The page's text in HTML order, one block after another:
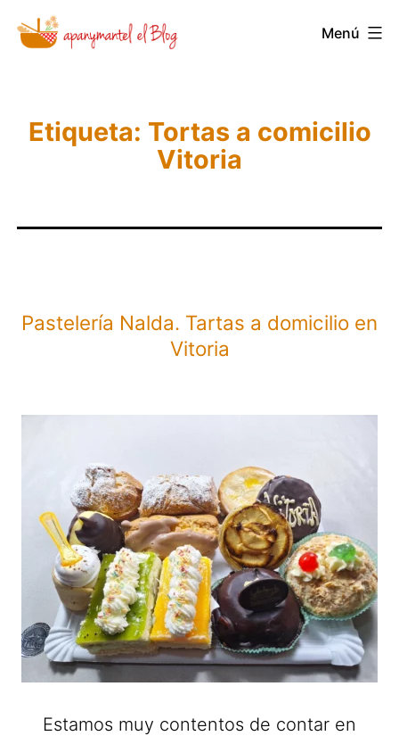
Saltar
Novedades
de
Menú
Etiqueta: Tortas a comicilio
Vitoria
Pastelería Nalda. Tartas a domicilio en
Vitoria
Estamos muy contentos de contar en